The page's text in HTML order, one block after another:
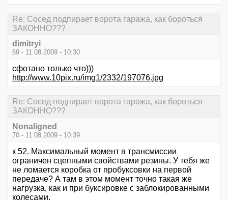
Re: Сосед подпирает ворота гаража, как бороться
ЗАКОННО???
dimitryi
69 - 11.08.2009 - 10:30
сфотано только что)))
http://www.10pix.ru/img1/2332/197076.jpg
Re: Сосед подпирает ворота гаража, как бороться
ЗАКОННО???
Nonaligned
70 - 11.08.2009 - 10:39
к 52. Максимальный момент в трансмиссии
ограничен сцепными свойствами резины. У тебя же
не ломается коробка от пробуксовки на первой
передаче? А там в этом момент точно такая же
нагрузка, как и при буксировке с заблокированными
колесами.